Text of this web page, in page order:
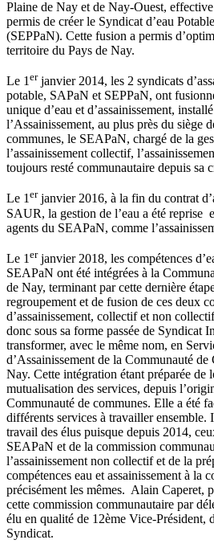
Plaine de Nay et de Nay-Ouest, effective
permis de créer le Syndicat d’eau
(SEPPaN). Cette fusion a permis
territoire du Pays de Nay.
Le 1 erjanvier 2014, les 2 syndicats
potable, SAPaN et SEPPaN, ont
unique d’eau et d’assainissement,
l’Assainissement, au plus près du siège
communes, le SEAPaN, chargé de la
l’assainissement collectif,
toujours resté communautaire depuis sa
Le 1erjanvier 2016, à la fin du contrat
SAUR, la gestion de l’eau a été reprise
agents du SEAPaN, comme
Le 1 erjanvier 2018, les compétences
SEAPaN ont été intégrées à la
de Nay, terminant par cette dernière
regroupement et de fusion de ces deux
d’assainissement, collectif et non
donc sous sa forme passée de Syndicat
transformer, avec le même nom, en
d’Assainissement de la Communauté
Nay. Cette intégration étant préparée de
mutualisation des services, depuis
Communauté de communes. Elle a été
différents services à travailler ensemble.
travail des élus puisque depuis 2014,
SEAPaN et de la commission
l’assainissement non collectif et de la
compétences eau et assainissement à la
précisément les mêmes. Alain Caperet,
cette commission communautaire par
élu en qualité de 12ème Vice-Président,
Syndicat.